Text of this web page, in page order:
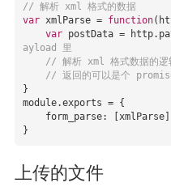
// 解析 xml 格式的数据
var xmlParse = function(
var postData =
ayload 里
// 解析 xml 格式数据的逻
// 返回的可以是个
module.exports = {
form_parse: [xmlParse]
}
上传的文件